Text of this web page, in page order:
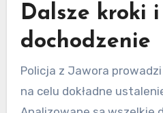
Dalsze kroki i
dochodzenie
Policja z Jawora
na celu dokładne